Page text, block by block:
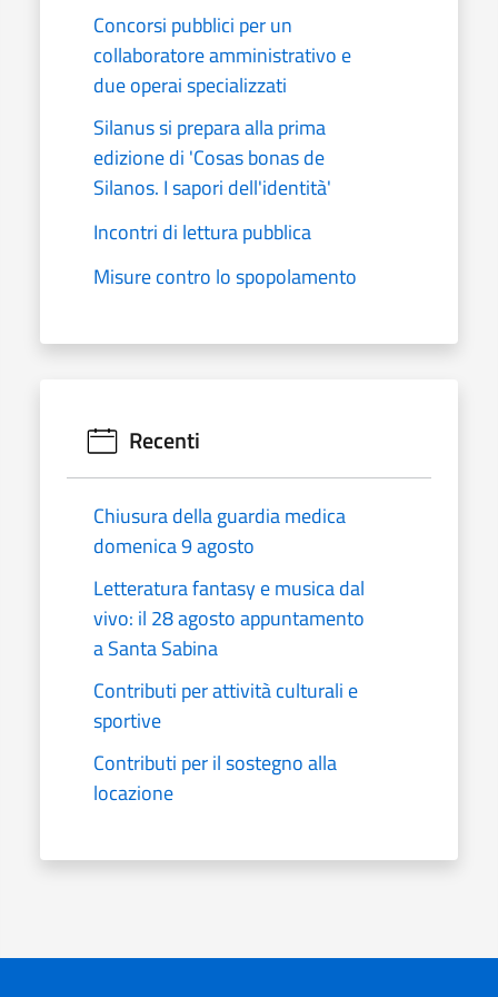
Concorsi pubblici per un
collaboratore amministrativo e
due operai specializzati
Silanus si prepara alla prima
edizione di 'Cosas bonas de
Silanos. I sapori dell'identità'
Incontri di lettura pubblica
Misure contro lo spopolamento
Recenti
Chiusura della guardia medica
domenica 9 agosto
Letteratura fantasy e musica dal
vivo: il 28 agosto appuntamento
a Santa Sabina
Contributi per attività culturali e
sportive
Contributi per il sostegno alla
locazione